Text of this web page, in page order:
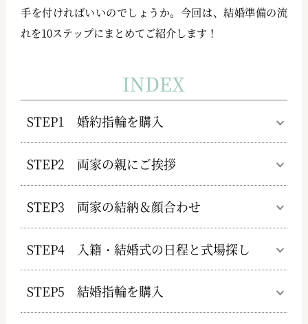
手を付ければいいのでしょうか。今回は、結婚準備の流
れを10ステップにまとめてご紹介します！
INDEX
STEP1 婚約指輪を購入
STEP2 両家の親にご挨拶
STEP3 両家の結納＆顔合わせ
STEP4 入籍・結婚式の日程と式場探し
STEP5 結婚指輪を購入